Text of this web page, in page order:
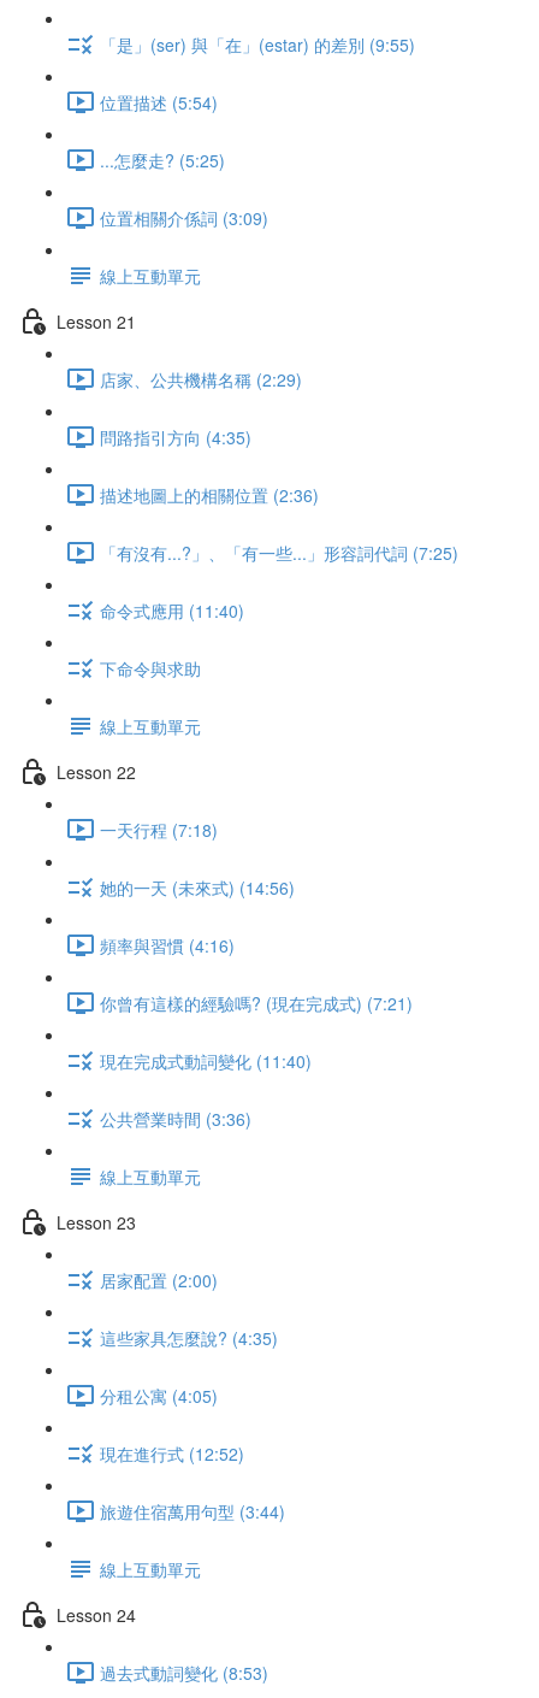
「是」(ser) 與「在」(estar) 的差別 (9:55)
位置描述 (5:54)
...怎麼走? (5:25)
位置相關介係詞 (3:09)
線上互動單元
Lesson 21
店家、公共機構名稱 (2:29)
問路指引方向 (4:35)
描述地圖上的相關位置 (2:36)
「有沒有...?」、「有一些...」形容詞代詞 (7:25)
命令式應用 (11:40)
下命令與求助
線上互動單元
Lesson 22
一天行程 (7:18)
她的一天 (未來式) (14:56)
頻率與習慣 (4:16)
你曾有這樣的經驗嗎? (現在完成式) (7:21)
現在完成式動詞變化 (11:40)
公共營業時間 (3:36)
線上互動單元
Lesson 23
居家配置 (2:00)
這些家具怎麼說? (4:35)
分租公寓 (4:05)
現在進行式 (12:52)
旅遊住宿萬用句型 (3:44)
線上互動單元
Lesson 24
過去式動詞變化 (8:53)